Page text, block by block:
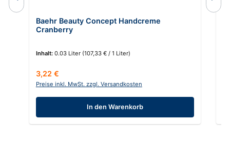
Baehr Beauty Concept Handcreme
Cranberry
Inhalt: 0.03 Liter (107,33 € / 1 Liter)
Regulärer Preis:
3,22 €
Preise inkl. MwSt. zzgl. Versandkosten
In den Warenkorb